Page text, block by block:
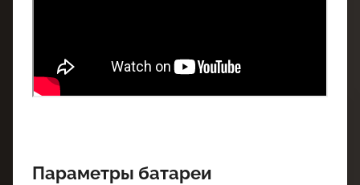
Параметры батареи